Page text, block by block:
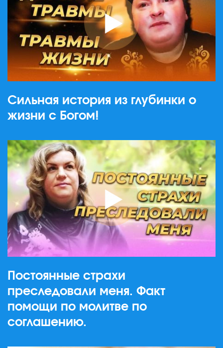
Сильная история из глубинки о
жизни с Богом!
Постоянные страхи
преследовали меня. Факт
помощи по молитве по
соглашению.